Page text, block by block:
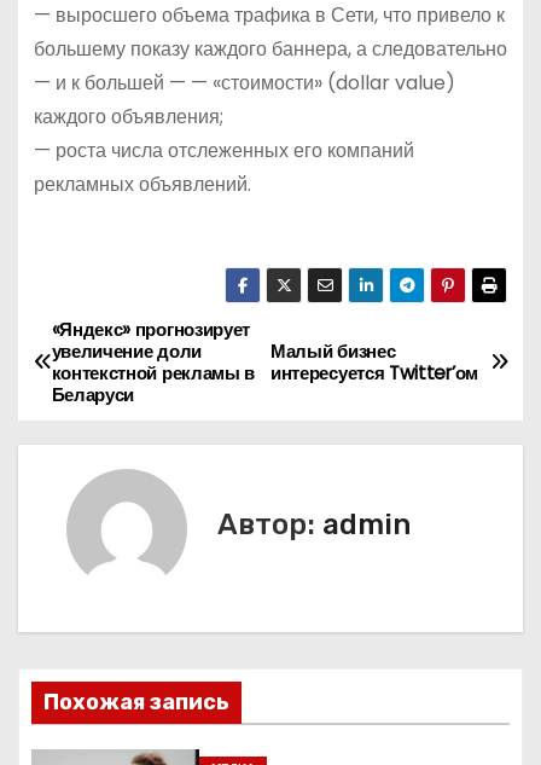
— выросшего объема трафика в Сети, что привело к
большему показу каждого баннера, а следовательно
— и к большей — — «стоимости» (dollar value)
каждого объявления;
— роста числа отслеженных его компаний
рекламных объявлений.
Н
а
в
ц
и
я
Малый бизнес
интересуется Twitter’ом
«Яндекс» прогнозирует
увеличение доли
контекстной рекламы в
Беларуси
Автор: admin
Похожая запись